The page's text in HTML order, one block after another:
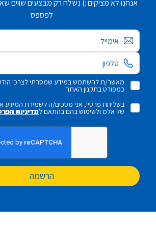
אנחנו לא מציקים :) נשלח רק מבצעים שווים
לפספס
אימייל
מאשר/ת להשתמש במידע שמסרתי לצרכי
כמפורט בתקנון האתר
בשליחת פרטיי, אני מסכים/ה לשמירת המידע
של אלמ ולשימוש בהם בהתאם למדיניות
הרשמה